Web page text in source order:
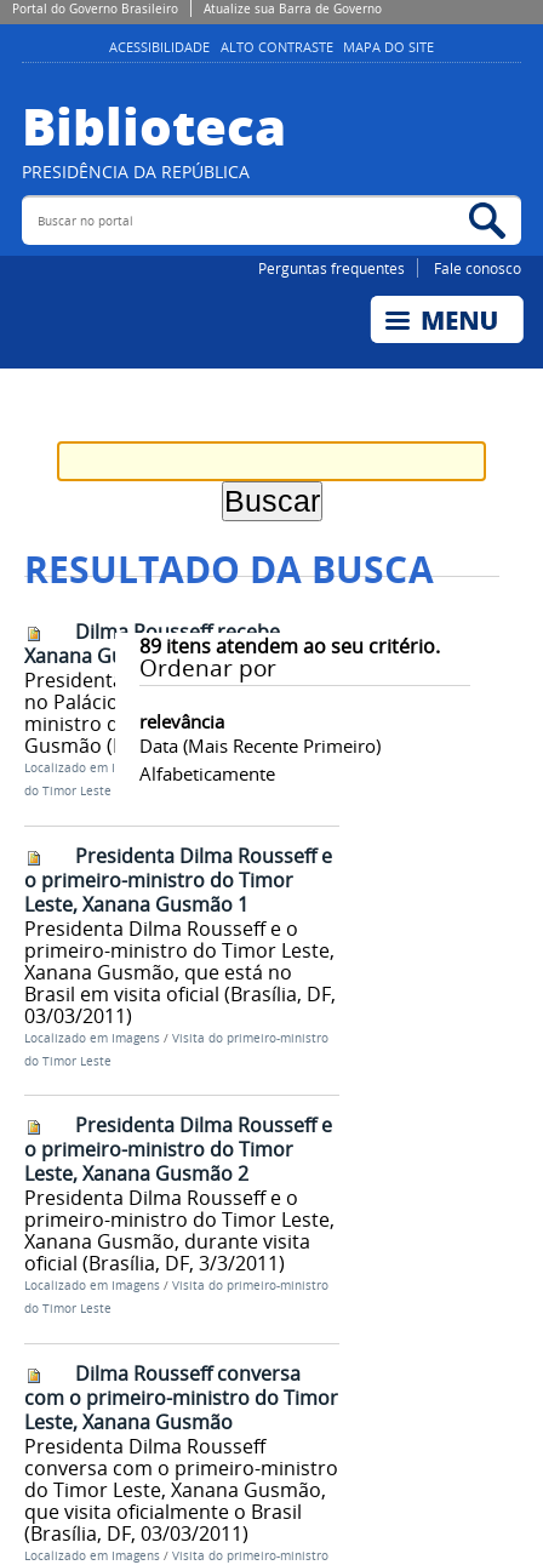
Portal do Governo Brasileiro Atualize sua Barra de Governo
ACESSIBILIDADE ALTO CONTRASTE MAPA DO SITE
Biblioteca
PRESIDÊNCIA DA REPÚBLICA
Buscar no portal
Perguntas frequentes Fale conosco
RESULTADO DA BUSCA
89itens atendem ao seu critério.
Ordenar por
relevância
Data (mais Recente Primeiro)
Alfabeticamente
Dilma Rousseff recebe
Xanana Gusmão
Presidenta Dilma Rousseff recebe
no Palácio do Planalto o primeiro-
ministro do Timor Leste, Xanana
Gusmão (Brasília, DF, 03/03/2011)
Localizado em Imagens /Visita do primeiro-ministro
do Timor Leste
Presidenta Dilma Rousseff e
o primeiro-ministro do Timor
Leste, Xanana Gusmão 1
Presidenta Dilma Rousseff e o
primeiro-ministro do Timor Leste,
Xanana Gusmão, que está no
Brasil em visita oficial (Brasília, DF,
03/03/2011)
Localizado em Imagens / Visita do primeiro-ministro
do Timor Leste
Presidenta Dilma Rousseff e
o primeiro-ministro do Timor
Leste, Xanana Gusmão 2
Presidenta Dilma Rousseff e o
primeiro-ministro do Timor Leste,
Xanana Gusmão, durante visita
oficial (Brasília, DF, 3/3/2011)
Localizado em Imagens / Visita do primeiro-ministro
do Timor Leste
Dilma Rousseff conversa
com o primeiro-ministro do Timor
Leste, Xanana Gusmão
Presidenta Dilma Rousseff
conversa com o primeiro-ministro
do Timor Leste, Xanana Gusmão,
que visita oficialmente o Brasil
(Brasília, DF, 03/03/2011)
Localizado em Imagens / Visita do primeiro-ministro